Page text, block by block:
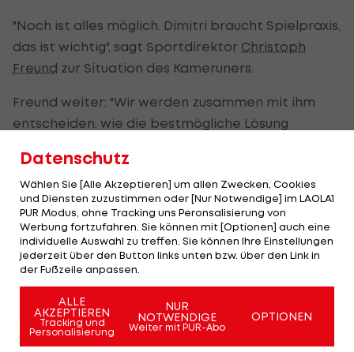
"Noch ist alles möglich. Dimitri braucht Spielpraxis,
das ist wichtig", sagt Sportdirektor Christoph
Freund zur Situation des Kameruners.
Freund weiter: "Wir werden zusammen mit ihm
entscheiden, wie die bestmögliche Lösung
Es wäre nicht das erste Leihgeschäft zwischen
den "Bullen" und Heidenheim. Im vergangenen
Sommer wurde David Atanga verliehen, kam in
Deutschlandaber nicht zur gewünschten
Spielpraxis und wurde deshalb im Winter an
Mattersburg weitergegeben.
Auch derSCR Altachhofft darauf, Oberlin für das
Frühjahr erneut auszuleihen. Der Youngster hat im
Datenschutz
Wählen Sie [Alle Akzeptieren] um allen Zwecken, Cookies
und Diensten zuzustimmen oder [Nur Notwendige] im LAOLA1
PUR Modus, ohne Tracking uns Peronsalisierung von
Werbung fortzufahren. Sie können mit [Optionen] auch eine
individuelle Auswahl zu treffen. Sie können Ihre Einstellungen
jederzeit über den Button links unten bzw. über den Link in
der Fußzeile anpassen.
ALLE
AKZEPTIEREN
Tracking und
Personalisierung
NUR
NOTWENDIGE
Weiter mit PUR-Abo
OPTIONEN